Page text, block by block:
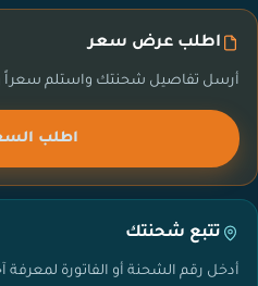
اطلب عرض سعر
أرسل تفاصيل شحنتك واستلم سعراً
اطلب
تتبع شحنتك
أدخل رقم الشحنة أو الفاتورة لمعرفة